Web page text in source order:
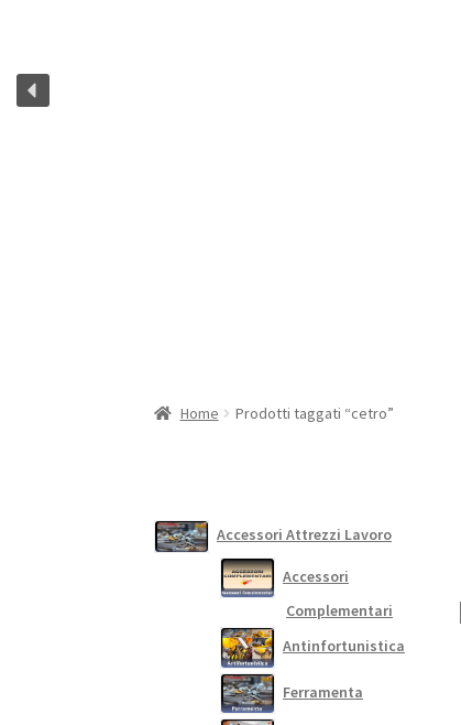
Home Prodotti taggati “cetro”
Accessori Attrezzi Lavoro
Accessori
Complementari
Antinfortunistica
Ferramenta